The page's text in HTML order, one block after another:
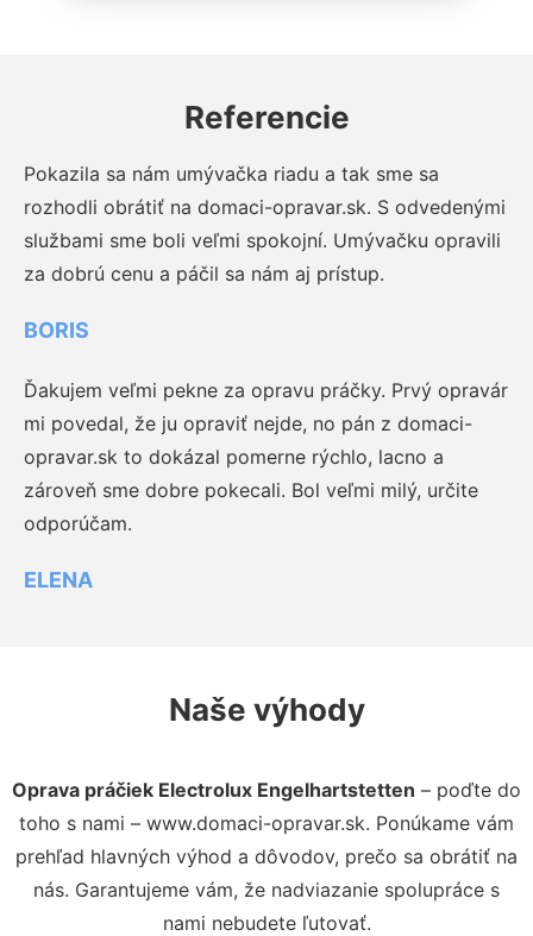
Referencie
Pokazila sa nám umývačka riadu a tak sme sa
rozhodli obrátiť na domaci-opravar.sk. S odvedenými
službami sme boli veľmi spokojní. Umývačku opravili
za dobrú cenu a páčil sa nám aj prístup.
BORIS
Ďakujem veľmi pekne za opravu práčky. Prvý opravár
mi povedal, že ju opraviť nejde, no pán z domaci-
opravar.sk to dokázal pomerne rýchlo, lacno a
zároveň sme dobre pokecali. Bol veľmi milý, určite
odporúčam.
ELENA
Naše výhody
Oprava práčiek Electrolux Engelhartstetten – poďte do
toho s nami – www.domaci-opravar.sk. Ponúkame vám
prehľad hlavných výhod a dôvodov, prečo sa obrátiť na
nás. Garantujeme vám, že nadviazanie spolupráce s
nami nebudete ľutovať.